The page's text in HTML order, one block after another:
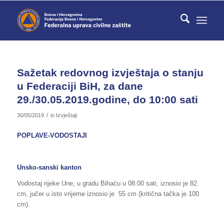
Sažetak redovnog izvještaja o stanju
u Federaciji BiH, za dane
29./30.05.2019.godine, do 10:00 sati
30/05/2019 / in Izvještaji
POPLAVE-VODOSTAJI
Unsko-sanski kanton
Vodostaj rijeke Une, u gradu Bihaću u 08:00 sati, iznosio je 82
cm, jučer u isto vrijeme iznosio je 55 cm (kritična tačka je 100
cm).